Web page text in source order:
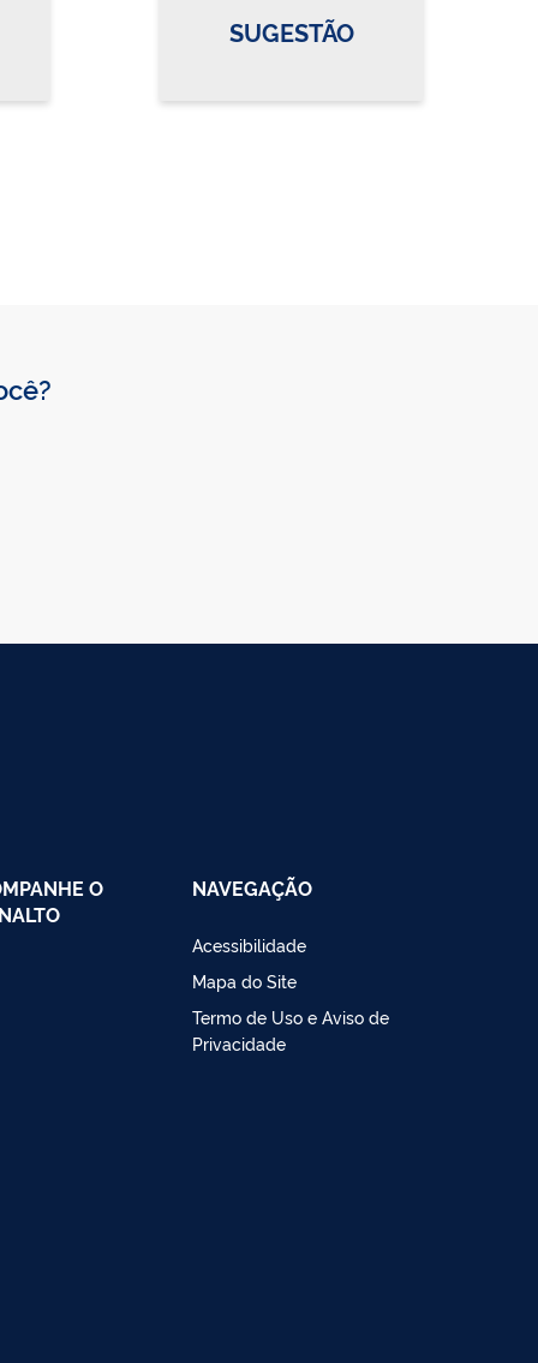
SUGESTÃO
O
NAVEGAÇÃO
Acessibilidade
Mapa do Site
Termo de Uso e Aviso de
Privacidade